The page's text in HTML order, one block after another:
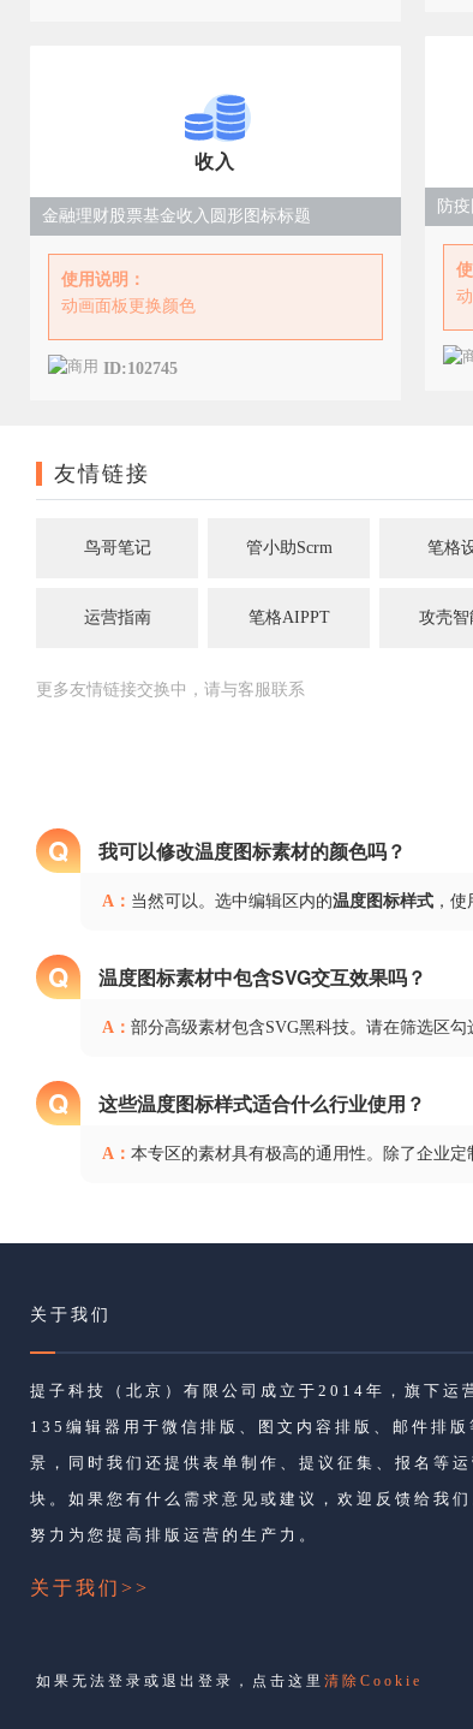
收入
金融理财股票基金收入圆形图标标题
使用说明：
动画面板更换颜色
ID:102745
防
友情链接
鸟哥笔记 管小助Scrm 笔格
运营指南 笔格AIPPT 攻壳智
更多友情链接交换中，请与客服联系
Q 我可以修改温度图标素材的颜色吗？
A： 当然可以。选中编辑区内的温度图标样式 ，
Q 温度图标素材中包含SVG交互效果吗？
A： 部分高级素材包含SVG黑科技。请在筛选区
Q 这些温度图标样式适合什么行业使用？
A： 本专区的素材具有极高的通用性。除了企业
关于我们
提子科技（北京）有限公司成立于2014年，旗下运
135编辑器用于微信排版、图文内容排版、邮件排版
景，同时我们还提供表单制作、提议征集、报名等运
块。如果您有什么需求意见或建议，欢迎反馈给我们
努力为您提高排版运营的生产力。
关于我们>>
如果无法登录或退出登录，点击这里 清除Cookie